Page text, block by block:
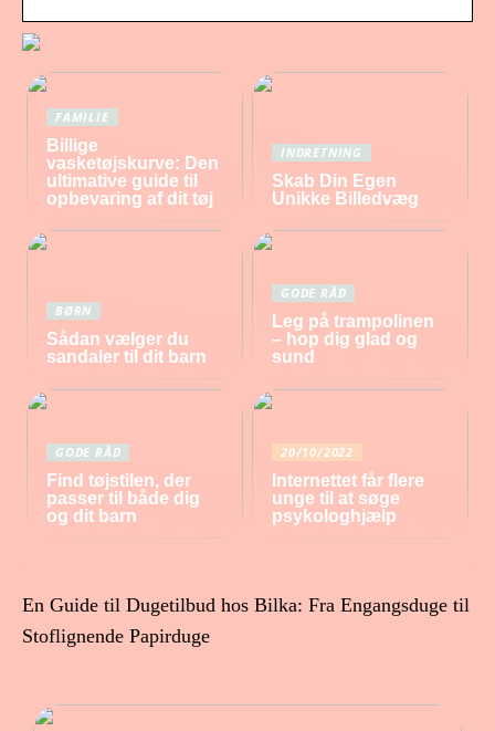
FAMILIE
Billige
vasketøjskurve: Den
ultimative guide til
opbevaring af dit tøj
INDRETNING
Skab Din Egen
Unikke Billedvæg
BØRN
Sådan vælger du
sandaler til dit barn
GODE RÅD
Leg på trampolinen
– hop dig glad og
sund
GODE RÅD
Find tøjstilen, der
passer til både dig
og dit barn
20/10/2022
Internettet får flere
unge til at søge
psykologhjælp
En Guide til Dugetilbud hos Bilka: Fra Engangsduge til
Stoflignende Papirduge